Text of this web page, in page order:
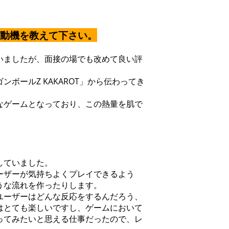
機を教えて下さい。
したが、面接の場でも改めて良い評
ボールZ KAKAROT」から伝わってき
ームとなっており、この熱量を肌で
いました。
ーが気持ちよくプレイできるよう
流れを作ったりします。
ザーはどんな反応をするんだろう、
ても楽しいですし、ゲームにおいて
みたいと思える仕事だったので、レ